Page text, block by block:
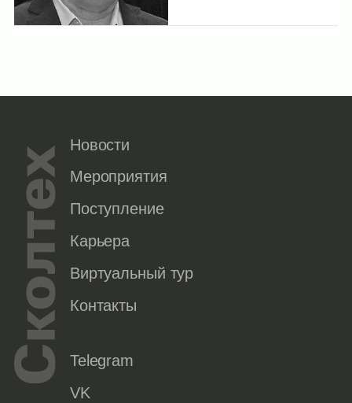
Новости
Мероприятия
Поступление
Карьера
Виртуальный тур
Контакты
Telegram
VK